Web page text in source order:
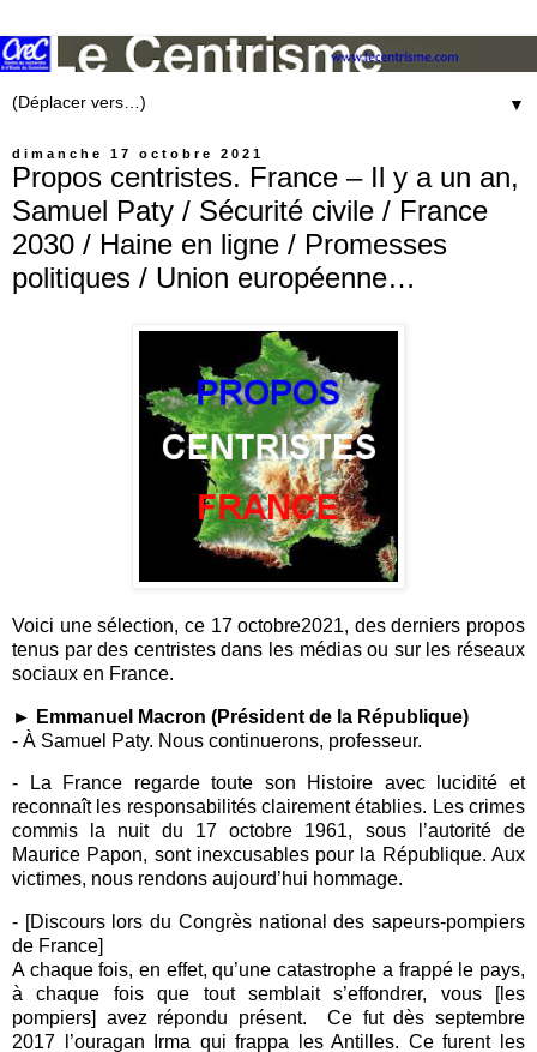
▼
dimanche 17 octobre 2021
Propos centristes. France – Il y a un an,
Samuel Paty / Sécurité civile / France
2030 / Haine en ligne / Promesses
politiques / Union européenne…
Voici une sélection, ce 17 octobre2021, des derniers propos
tenus par des centristes dans les médias ou sur les réseaux
sociaux en France.
► Emmanuel Macron (Président de la République)
- À Samuel Paty. Nous continuerons, professeur.
- La France regarde toute son Histoire avec lucidité et
reconnaît les responsabilités clairement établies. Les crimes
commis la nuit du 17 octobre 1961, sous l’autorité de
Maurice Papon, sont inexcusables pour la République. Aux
victimes, nous rendons aujourd’hui hommage.
- [Discours lors du Congrès national des sapeurs-pompiers
de France]
A chaque fois, en effet, qu’une catastrophe a frappé le pays,
à chaque fois que tout semblait s’effondrer, vous [les
pompiers] avez répondu présent. Ce fut dès septembre
2017 l’ouragan Irma qui frappa les Antilles. Ce furent les